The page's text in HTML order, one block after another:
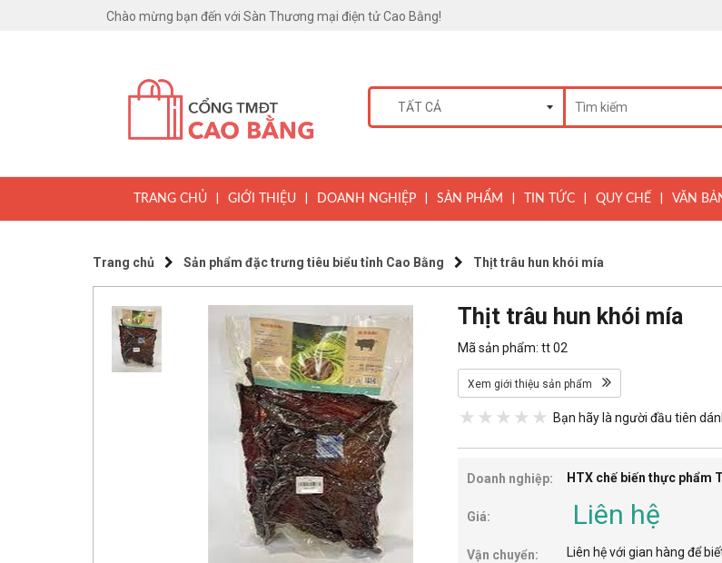
Chào mừng bạn đến với Sàn Thương mại điện tử Cao Bằng!
TRANG CHỦ GIỚI THIỆU DOANH NGHIỆP SẢN PHẨM TIN TỨC QUY CHẾ VĂN
Trang chủ Sản phẩm đặc trưng tiêu biểu tỉnh Cao Bằng Thịt trâu hun khói mía
Thịt trâu hun khói mía
Mã sản phẩm: tt 02
Xem giới thiệu sản phẩm
Bạn hãy là người đầu tiên
Doanh nghiệp: HTX chế biến thực phẩm
Giá: Liên hệ
Vận chuyển: Liên hệ với gian hàng để